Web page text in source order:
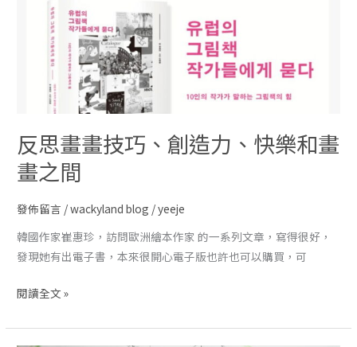
反思畫畫技巧、創造力、快樂和畫
畫之間
發佈留言 /wackyland blog /yeeje
韓國作家崔惠珍，訪問歐洲繪本作家 的一系列文章，寫得很好，
發現她有出電子書，本來很開心電子版也許也可以購買，可
閱讀全文 »